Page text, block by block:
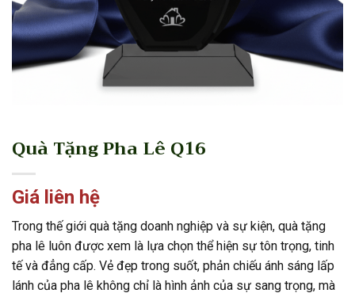
Quà Tặng Pha Lê Q16
Giá liên hệ
Trong thế giới quà tặng doanh nghiệp và sự kiện, quà tặng
pha lê luôn được xem là lựa chọn thể hiện sự tôn trọng, tinh
tế và đẳng cấp. Vẻ đẹp trong suốt, phản chiếu ánh sáng lấp
lánh của pha lê không chỉ là hình ảnh của sự sang trọng, mà